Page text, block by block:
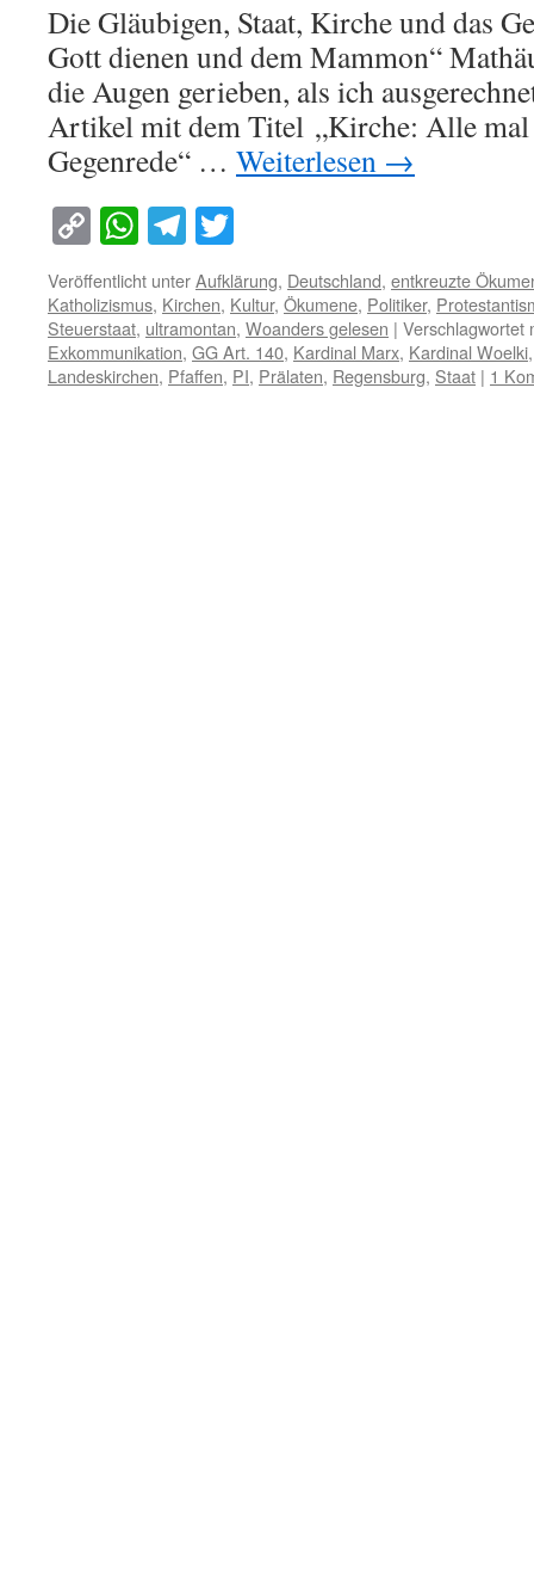
Die Gläubigen, Staat, Kirche und das
Gott dienen und dem Mammon“
die Augen gerieben, als ich
Artikel mit dem Titel „Kirche: Alle mal
Gegenrede“ … Weiterlesen →
Copy
Link
WhatsApp
Telegram
Veröffentlicht unterAufklärung, Deutschland, entkreuzte
Katholizismus, Kirchen, Kultur, Ökumene, Politiker,
Steuerstaat, ultramontan, Woanders gelesen | Verschlagwortet
Exkommunikation, GG Art. 140, Kardinal Marx, Kardinal Woelki
Landeskirchen, Pfaffen, PI, Prälaten, Regensburg, Staat | 1